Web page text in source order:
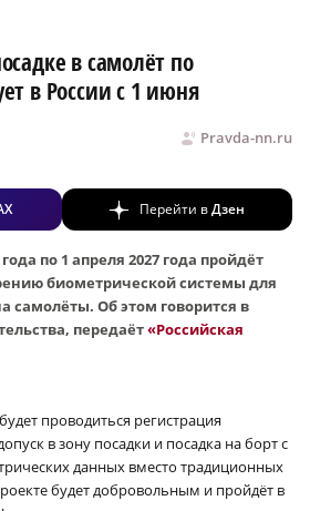
в самолёт по
в России с 1 июня
Pravda-nn.ru
Перейти вДзен
по 1 апреля 2027 года пройдёт
биометрической системы для
самолёты. Об этом говорится в
передаёт«Российская
проводиться регистрация
в зону посадки и посадка на борт с
данных вместо традиционных
будет добровольным и пройдёт в